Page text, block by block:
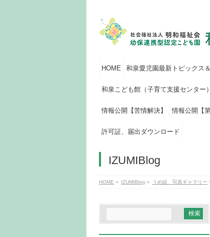
HOME 和泉愛児園最新トピックス
和泉こども館（子育て支援センター）
情報公開【苦情解決】 情報公開【
許可証、届出ダウンロード
IZUMIBlog
HOME » IZUMIBlog » うめ組 写真ギャラリー